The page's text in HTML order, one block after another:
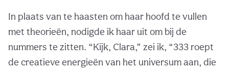
In plaats van te haasten om haar hoofd te vullen
met theorieën, nodigde ik haar uit om bij de
nummers te zitten. “Kijk, Clara,” zei ik, “333 roept
de creatieve energieën van het universum aan, die